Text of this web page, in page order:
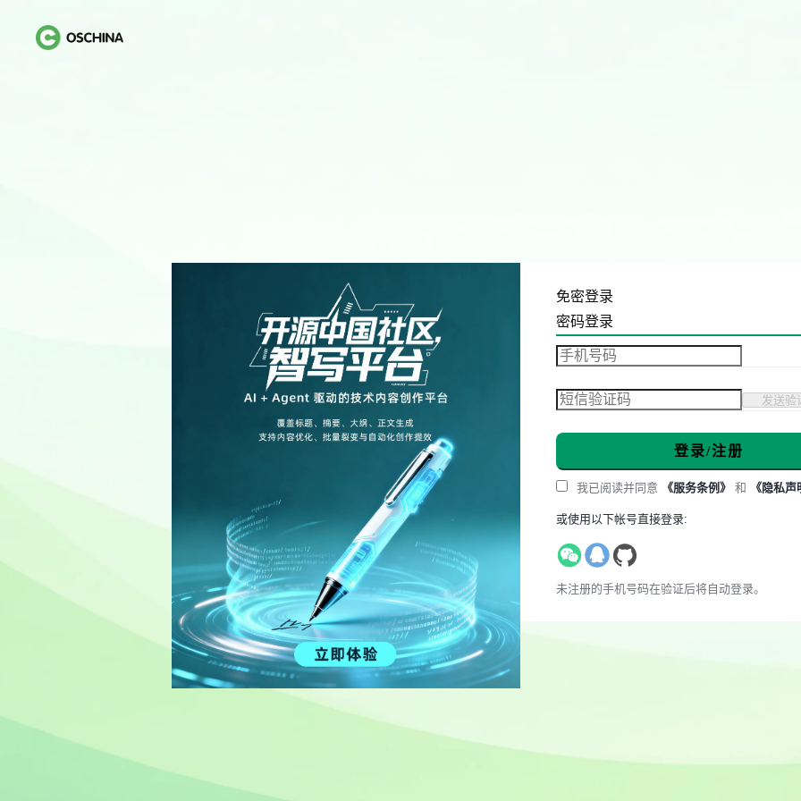
免密登录
密码登录
发送验
登录/注册
我已阅读并同意 《服务条例》 和 《隐私声
或使用以下帐号直接登录:
未注册的手机号码在验证后将自动登录。